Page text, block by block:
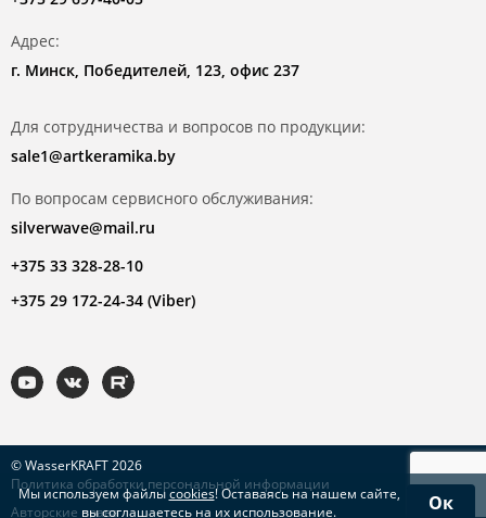
Мы используем файлыcookies! Оставаясь на нашем сайте,
вы соглашаетесь на их использование.
Ок
Адрес:
г. Минск, Победителей, 123, офис 237
Для сотрудничества и вопросов по продукции:
sale1@artkeramika.by
По вопросам сервисного обслуживания:
silverwave@mail.ru
+375 33 328-28-10
+375 29 172-24-34 (Viber)
© WasserKRAFT 2026
Политика обработки персональной информации
Авторские права